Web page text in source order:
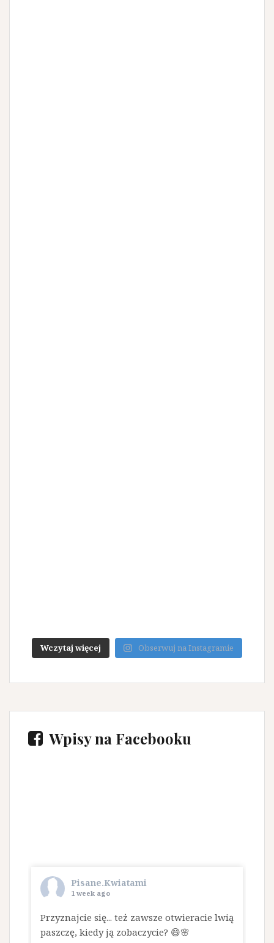
Wczytaj więcej Obserwuj na Instagramie
Wpisy na Facebooku
Pisane.Kwiatami
1 week ago
Przyznajcie się... też zawsze otwieracie lwią
paszczę, kiedy ją zobaczycie? 😄🌸